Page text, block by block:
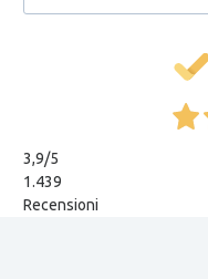
3,9/5
1.439
Recensioni